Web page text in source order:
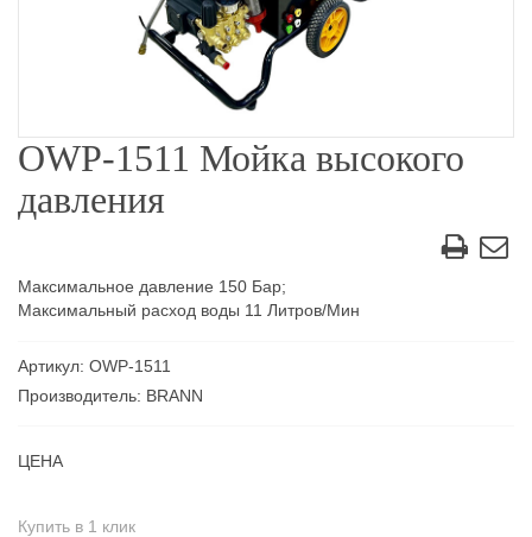
OWP-1511 Мойка высокого
давления
Максимальное давление 150 Бар;
Максимальный расход воды 11 Литров/Мин
Артикул: OWP-1511
Производитель: BRANN
ЦЕНА
Купить в 1 клик